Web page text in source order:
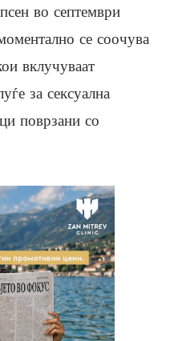
во септември
се соочува
вклучуваат
за сексуална
поврзани со